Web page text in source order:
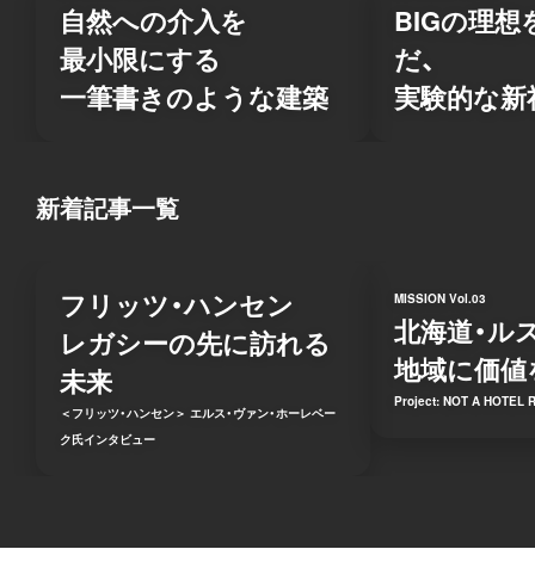
自然への介入を
最小限にする
一筆書きのような建築
BIGの理想
だ、
実験的な新
新着記事一覧
フリッツ・ハンセン
レガシーの先に訪れる
未来
＜フリッツ・ハンセン＞ エルス・ヴァン・ホーレベー
ク氏インタビュー
MISSION Vol.03
北海道・
地域に価
Project: NOT A HOTEL